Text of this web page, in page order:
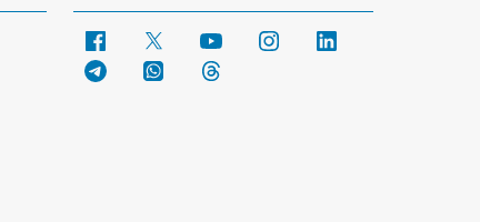
Facebook YouTube Instagram
Telegram WhatsApp